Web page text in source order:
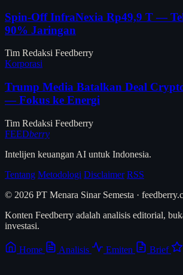
Spin-Off InfraNexia Rp49,9 T —
90% Jaringan
Tim Redaksi Feedberry
Korporasi
Trump Media Batalkan Deal
— Fokus ke Energi
Tim Redaksi Feedberry
FEEDberry
Intelijen keuangan AI untuk Indonesia.
Tentang Metodologi Disclaimer RSS
© 2026 PT Menara Sinar Semesta ·
Konten Feedberry adalah analisis editorial,
investasi.
Home Analisis Emiten Brief